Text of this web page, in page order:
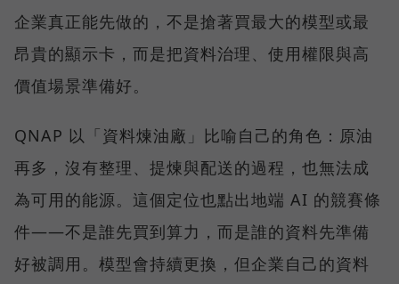
企業真正能先做的，不是搶著買最大的模型或最
昂貴的顯示卡，而是把資料治理、使用權限與高
價值場景準備好。
QNAP 以「資料煉油廠」比喻自己的角色：原油
再多，沒有整理、提煉與配送的過程，也無法成
為可用的能源。這個定位也點出地端 AI 的競賽條
件——不是誰先買到算力，而是誰的資料先準備
好被調用。模型會持續更換，但企業自己的資料